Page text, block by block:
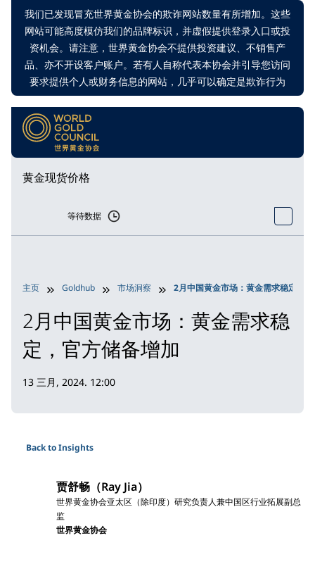
我们已发现冒充世界黄金协会的欺诈网站数量有所增加。这些
网站可能高度模仿我们的品牌标识，并虚假提供登录入口或投
资机会。请注意，世界黄金协会不提供投资建议、不销售产
品、亦不开设客户账户。若有人自称代表本协会并引导您访问
要求提供个人或财务信息的网站，几乎可以确定是欺诈行为
黄金现货价格
等待数据
主页 Goldhub 市场洞察 2月中国黄金市场：黄金需求稳定，
2月中国黄金市场：黄金需求稳
定，官方储备增加
13 三月, 2024. 12:00
Back to Insights
贾舒畅（Ray Jia）
世界黄金协会亚太区（除印度）研究负责人兼中国区行业拓展副总
监
世界黄金协会